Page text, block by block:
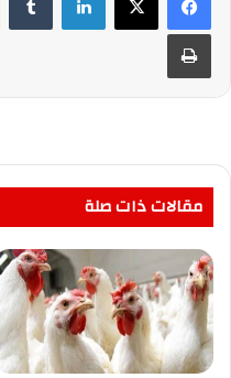
طباعة
مقالات ذات صلة